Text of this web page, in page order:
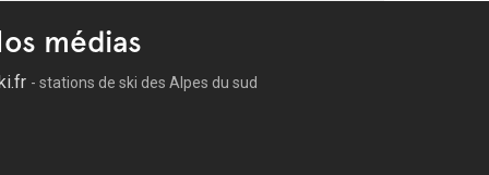
médias
- stations de ski des Alpes du sud